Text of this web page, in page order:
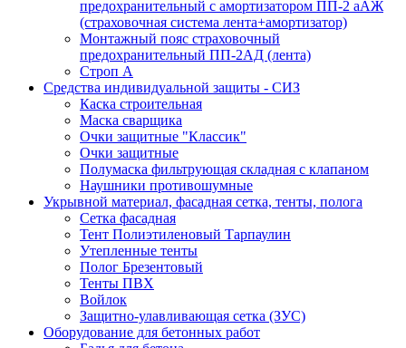
предохранительный с амортизатором ПП-2 аАЖ
(страховочная система лента+амортизатор)
Монтажный пояс страховочный
предохранительный ПП-2АД (лента)
Строп А
Средства индивидуальной защиты - СИЗ
Каска строительная
Маска сварщика
Очки защитные "Классик"
Очки защитные
Полумаска фильтрующая складная с клапаном
Наушники противошумные
Укрывной материал, фасадная сетка, тенты, полога
Сетка фасадная
Тент Полиэтиленовый Тарпаулин
Утепленные тенты
Полог Брезентовый
Тенты ПВХ
Войлок
Защитно-улавливающая сетка (ЗУС)
Оборудование для бетонных работ